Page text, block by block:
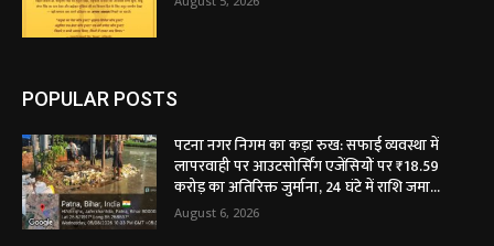
POPULAR POSTS
पटना नगर निगम का कड़ा रुख: सफाई व्यवस्था में
लापरवाही पर आउटसोर्सिंग एजेंसियों पर ₹18.59
करोड़ का अतिरिक्त जुर्माना, 24 घंटे में राशि जमा...
August 6, 2026